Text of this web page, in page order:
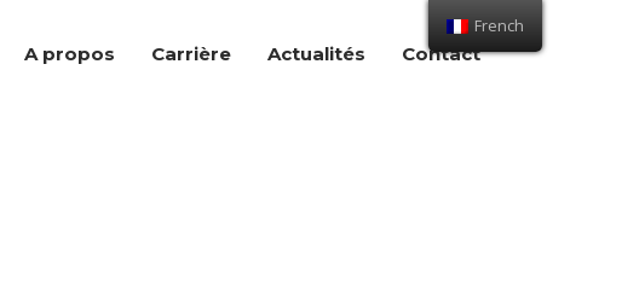
A propos Carrière Actualités Contact
French